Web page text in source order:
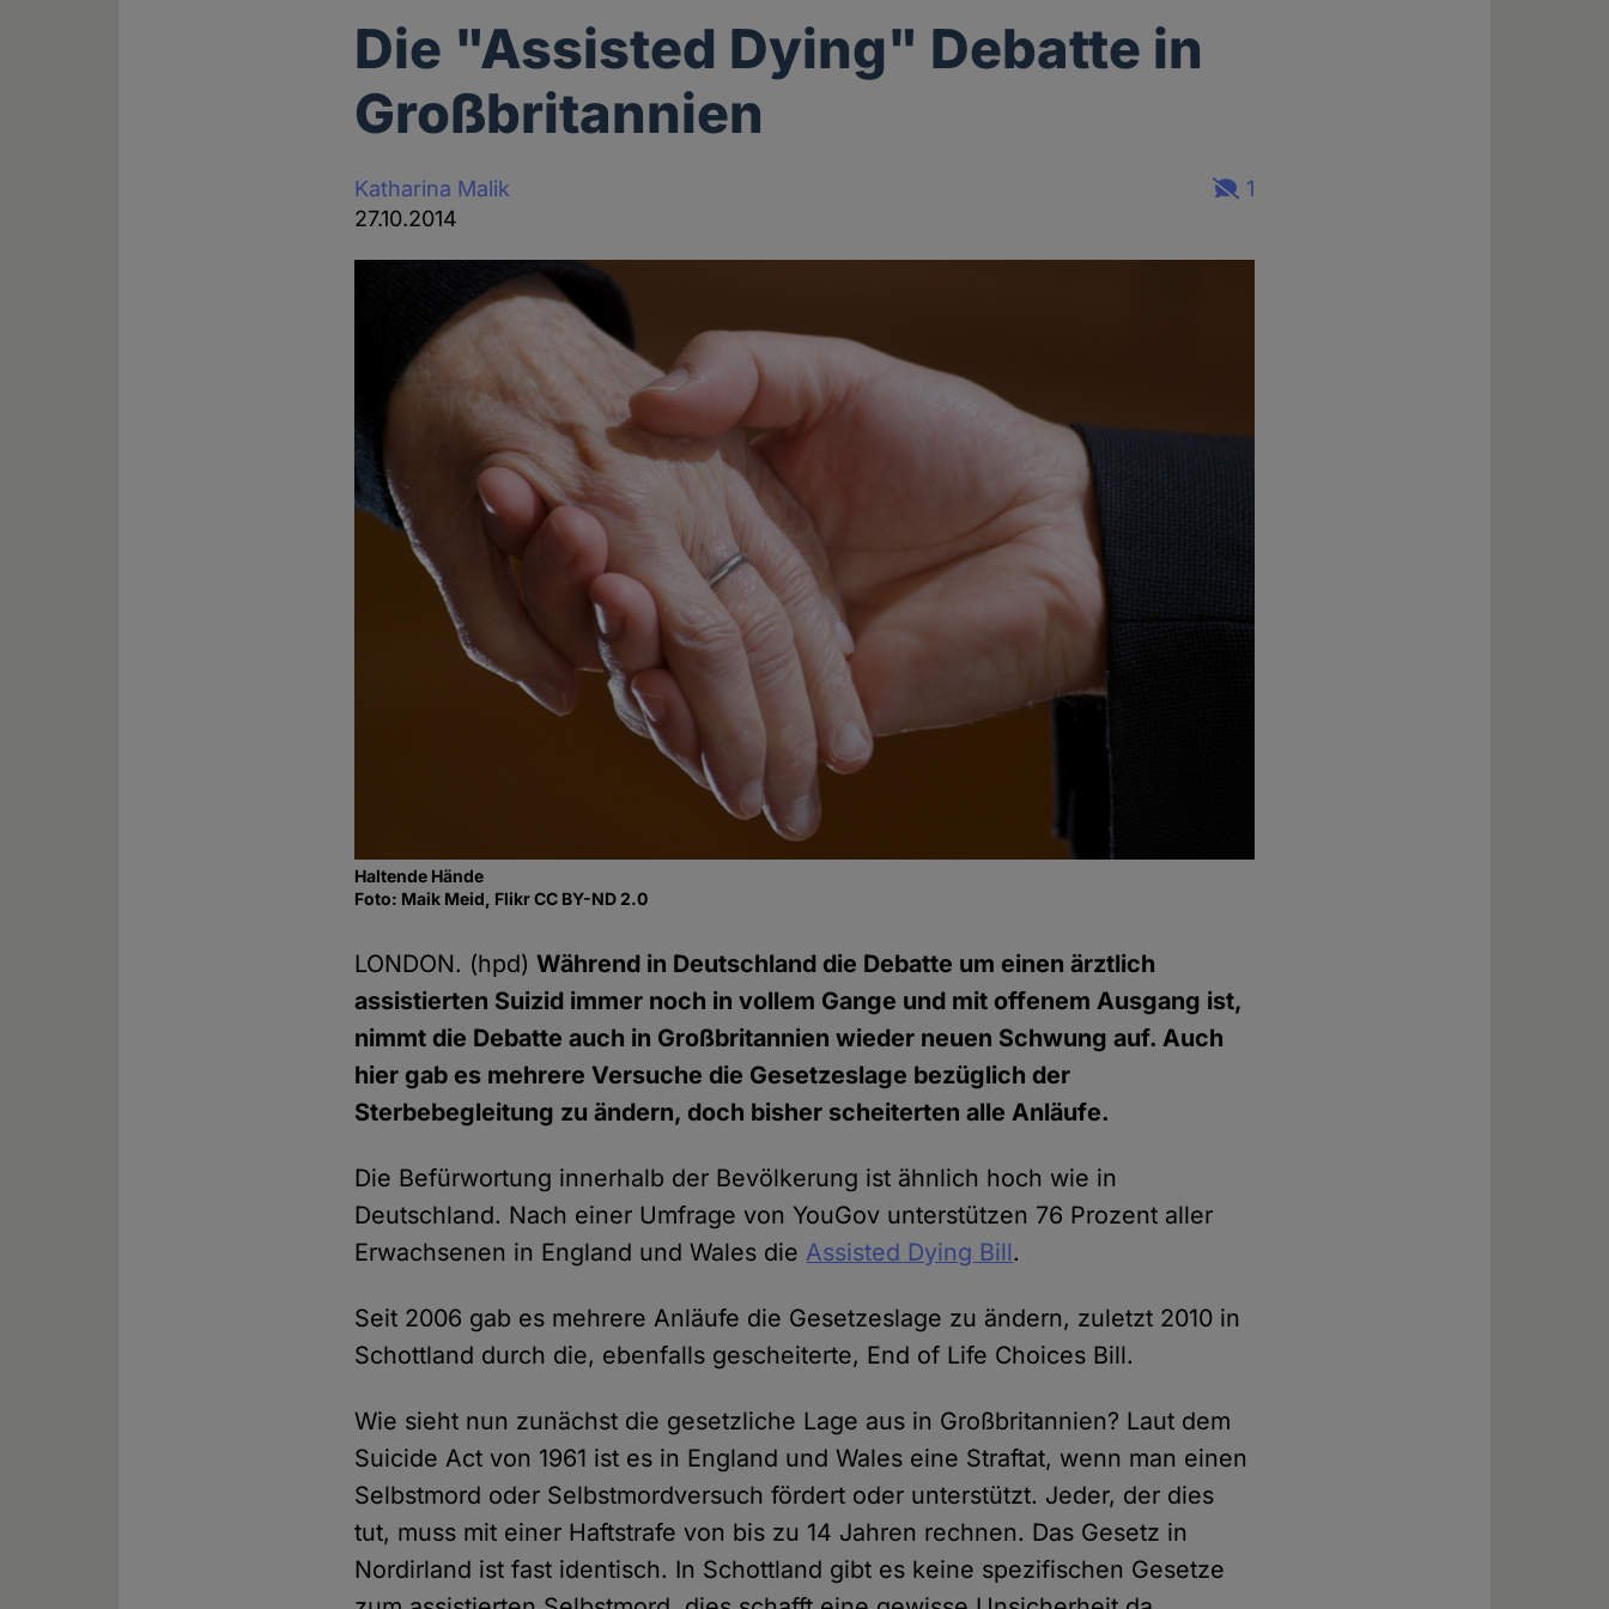
Die "Assisted Dying" Debatte in
Großbritannien
Katharina Malik
27.10.2014
1
Haltende Hände
Foto: Maik Meid, Flikr CC BY-ND 2.0
LONDON. (hpd)Während in Deutschland die Debatte um einen ärztlich
assistierten Suizid immer noch in vollem Gange und mit offenem Ausgang ist,
nimmt die Debatte auch in Großbritannien wieder neuen Schwung auf. Auch
hier gab es mehrere Versuche die Gesetzeslage bezüglich der
Sterbebegleitung zu ändern, doch bisher scheiterten alle Anläufe.
Die Befürwortung innerhalb der Bevölkerung ist ähnlich hoch wie in
Deutschland. Nach einer Umfrage von YouGov unterstützen 76 Prozent aller
Erwachsenen in England und Wales dieAssisted Dying Bill.
Seit 2006 gab es mehrere Anläufe die Gesetzeslage zu ändern, zuletzt 2010 in
Schottland durch die, ebenfalls gescheiterte, End of Life Choices Bill.
Wie sieht nun zunächst die gesetzliche Lage aus in Großbritannien? Laut dem
Suicide Act von 1961 ist es in England und Wales eine Straftat, wenn man einen
Selbstmord oder Selbstmordversuch fördert oder unterstützt. Jeder, der dies
tut, muss mit einer Haftstrafe von bis zu 14 Jahren rechnen. Das Gesetz in
Nordirland ist fast identisch. In Schottland gibt es keine spezifischen Gesetze